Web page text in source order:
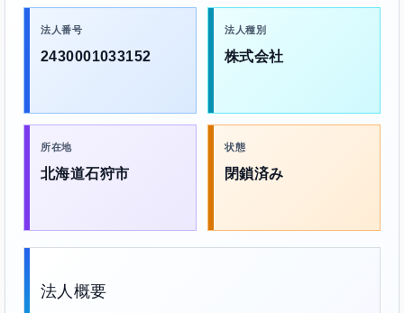
法人番号
2430001033152
法人種別
株式会社
所在地
北海道石狩市
状態
閉鎖済み
法人概要